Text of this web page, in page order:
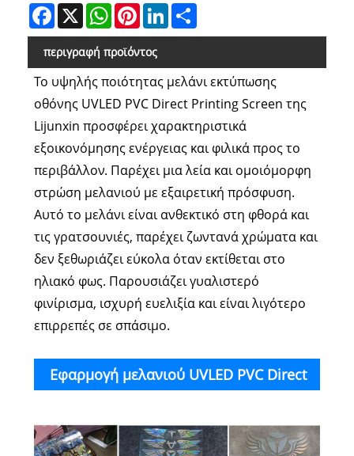
Facebook
X WhatsAppPinterestLinkedIn
περιγραφή προϊόντος
Το υψηλής ποιότητας μελάνι εκτύπωσης
οθόνης UVLED PVC Direct Printing Screen της
Lijunxin προσφέρει χαρακτηριστικά
εξοικονόμησης ενέργειας και φιλικά προς το
περιβάλλον. Παρέχει μια λεία και ομοιόμορφη
στρώση μελανιού με εξαιρετική πρόσφυση.
Αυτό το μελάνι είναι ανθεκτικό στη φθορά και
τις γρατσουνιές, παρέχει ζωντανά χρώματα και
δεν ξεθωριάζει εύκολα όταν εκτίθεται στο
ηλιακό φως. Παρουσιάζει γυαλιστερό
φινίρισμα, ισχυρή ευελιξία και είναι λιγότερο
επιρρεπές σε σπάσιμο.
Εφαρμογή μελανιού UVLED PVC Direct